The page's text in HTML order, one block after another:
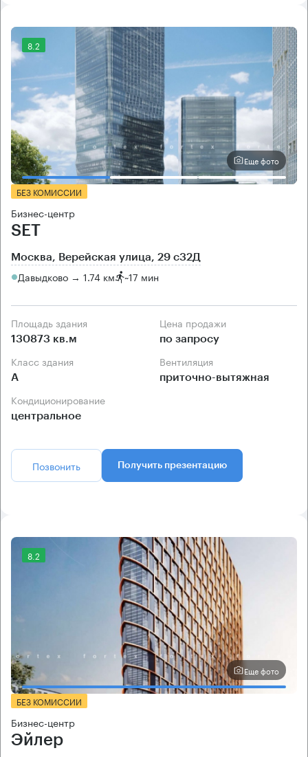
8.2
Еще фото
БЕЗ КОМИССИИ
Бизнес-центр
SET
Москва, Верейская улица, 29 с32Д
Давыдково → 1.74 км ~17 мин
Площадь здания
130873 кв.м
Цена продажи
по запросу
Класс здания
А
Вентиляция
приточно-вытяжная
Кондиционирование
центральное
Позвонить Получить презентацию
8.2
Еще фото
БЕЗ КОМИССИИ
Бизнес-центр
Эйлер